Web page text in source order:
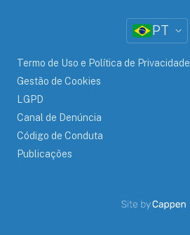
PT
Termo de Uso e Política de Privacidade
Gestão de Cookies
LGPD
Canal de Denúncia
Código de Conduta
Publicações